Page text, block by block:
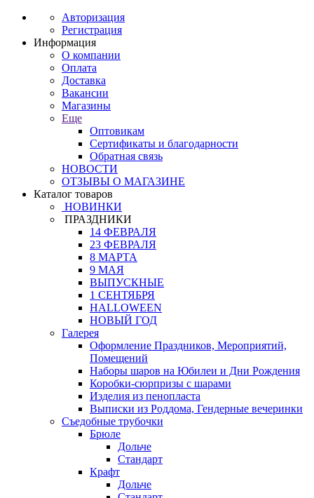
Авторизация
Регистрация
Информация
О компании
Оплата
Доставка
Вакансии
Магазины
Еще
Оптовикам
Сертификаты и благодарности
Обратная связь
НОВОСТИ
ОТЗЫВЫ О МАГАЗИНЕ
Каталог товаров
НОВИНКИ
ПРАЗДНИКИ
14 ФЕВРАЛЯ
23 ФЕВРАЛЯ
8 МАРТА
9 МАЯ
ВЫПУСКНЫЕ
1 СЕНТЯБРЯ
HALLOWEEN
НОВЫЙ ГОД
Галерея
Оформление Праздников, Мероприятий,
Помещений
Наборы шаров на Юбилеи и Дни Рождения
Коробки-сюрпризы с шарами
Изделия из пенопласта
Выписки из Роддома, Гендерные вечеринки
Съедобные трубочки
Брюле
Дольче
Стандарт
Крафт
Дольче